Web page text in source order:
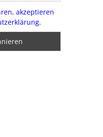
akzeptieren